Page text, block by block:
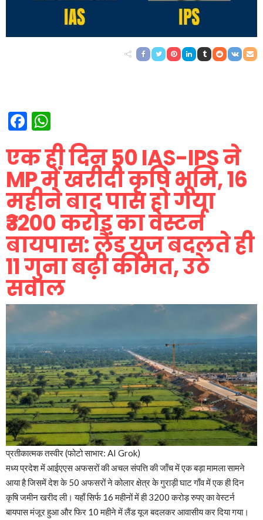
Facebook
एक ही दिन 50 IAS-IPS ने
MP में खरीदी कृषि भूमि, 16
महीने बाद पास हो गया
₹3200 करोड़ का वेस्टर्न
बायपास: लैंड यूज बदलते ही
11 गुना बढ़ी कीमत, उठे
सवाल
प्रतीकात्मक तस्वीर (फोटो साभार: AI Grok)
मध्य प्रदेश में आईएएस अफसरों की अचल संपत्ति की जाँच में एक बड़ा मामला सामने
आया है जिसमें देश के 50 अफसरों ने कोलार क्षेत्र के गुराड़ी घाट गाँव में एक ही दिन
कृषि जमीन खरीद ली। यहाँ सिर्फ 16 महीनों में ही 3200 करोड़ रुपए का वेस्टर्न
बायपास मंजूर हुआ और फिर 10 महीने में लैंड यूज बदलकर आवासीय कर दिया गया।